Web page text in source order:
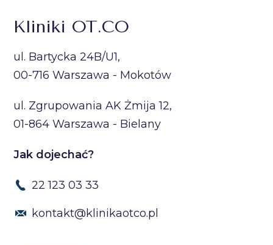
Kliniki OT.CO
ul. Bartycka 24B/U1,
00-716 Warszawa - Mokotów
ul. Zgrupowania AK Żmija 12,
01-864 Warszawa - Bielany
Jak dojechać?
22 123 03 33
kontakt@klinikaotco.pl